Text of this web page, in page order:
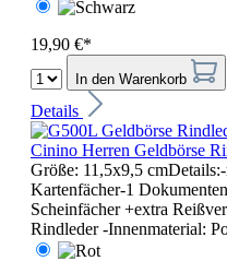
19,90 €*
In den Warenkorb
Details
Cinino Herren Geldbörse
Größe: 11,5x9,5
Kartenfächer-1
Scheinfächer +extra
Rindleder -Innenmaterial: